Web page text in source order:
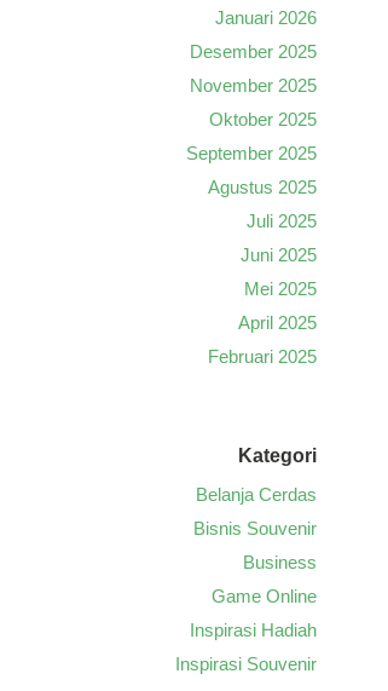
Januari 2026
Desember 2025
November 2025
Oktober 2025
September 2025
Agustus 2025
Juli 2025
Juni 2025
Mei 2025
April 2025
Februari 2025
Kategori
Belanja Cerdas
Bisnis Souvenir
Business
Game Online
Inspirasi Hadiah
Inspirasi Souvenir